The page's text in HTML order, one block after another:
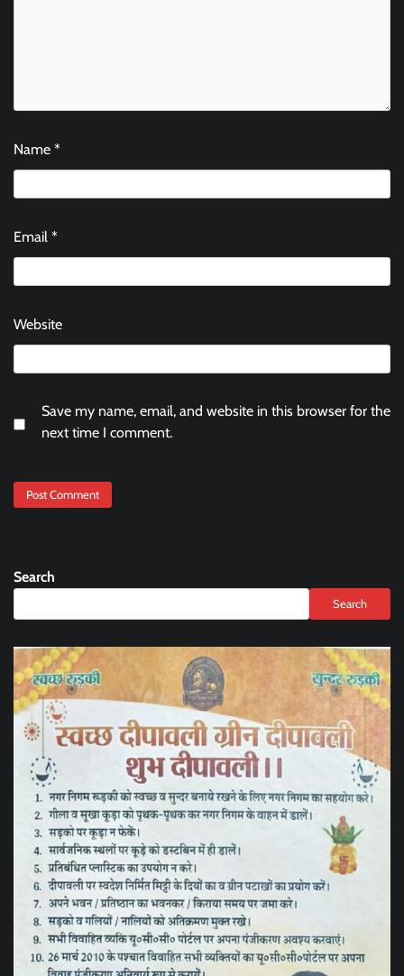
Name *
Email *
Website
Save my name, email, and website in this browser for the
next time I comment.
Search
Search